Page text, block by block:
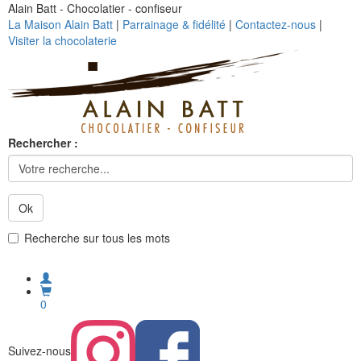
Alain Batt - Chocolatier - confiseur
La Maison Alain Batt | Parrainage & fidélité | Contactez-nous |
Visiter la chocolaterie
Rechercher :
Ok
Recherche sur tous les mots
0
Suivez-nous